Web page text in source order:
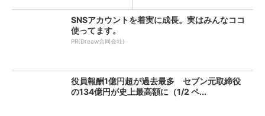
SNSアカウントを着実に成長。実はみんなココ
使ってます。
PR(Dreaw合同会社)
役員報酬1億円超が過去最多 セブン元取締役
の134億円が史上最高額に（1/2 ペ...